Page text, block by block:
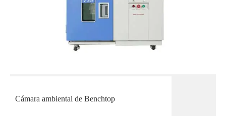
Cámara ambiental de Benchtop